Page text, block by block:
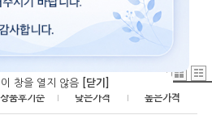
상품후기순 | 낮은가격 | 높은가격
창을 열지 않음 [닫기]